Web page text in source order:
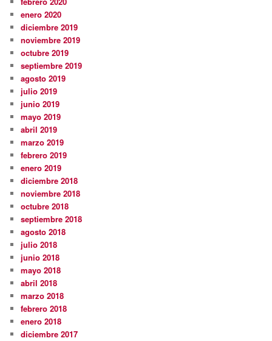
enero 2020
diciembre 2019
noviembre 2019
octubre 2019
septiembre 2019
agosto 2019
julio 2019
junio 2019
mayo 2019
abril 2019
marzo 2019
febrero 2019
enero 2019
diciembre 2018
noviembre 2018
octubre 2018
septiembre 2018
agosto 2018
julio 2018
junio 2018
mayo 2018
abril 2018
marzo 2018
febrero 2018
enero 2018
diciembre 2017